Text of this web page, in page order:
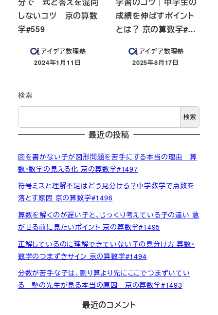
しないコツ 京の算数
学#559
アイデア数理塾
投稿日
2024年1月11日
成績を伸ばすポイント
とは？ 京の算数学#…
アイデア数理塾
投稿日
2025年8月17日
検索
検索
最近の投稿
図を書かない子が図形問題を苦手にする本当の理由 算
数・数学の見える化 京の算数学#1497
符号ミスと理解不足はどう見分ける？中学数学で点数を
落とす原因 京の算数学#1496
算数を解くのが遅い子と、じっくり考えている子の違い 急
がせる前に見たいポイント 京の算数学#1495
正解しているのに理解できていない子の見分け方 算数・
数学のつまずきサイン 京の算数学#1494
分数が苦手な子は、割り算より先にここでつまずいてい
る 塾の先生が見る本当の原因 京の算数学#1493
最近のコメント